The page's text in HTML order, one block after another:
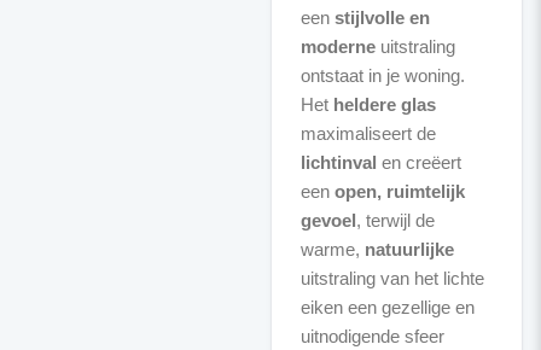
een stijlvolle en
moderneuitstraling
ontstaat in je woning.
Het heldere glas
maximaliseert de
lichtinval en creëert
een open, ruimtelijk
gevoel, terwijl de
warme, natuurlijke
uitstraling van het lichte
eiken een gezellige en
uitnodigende sfeer